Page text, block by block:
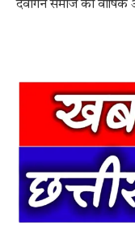
देवांगन समाज का